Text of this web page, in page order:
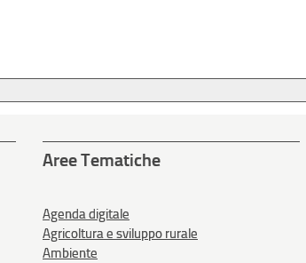
Aree Tematiche
Agenda digitale
Agricoltura e sviluppo rurale
Ambiente